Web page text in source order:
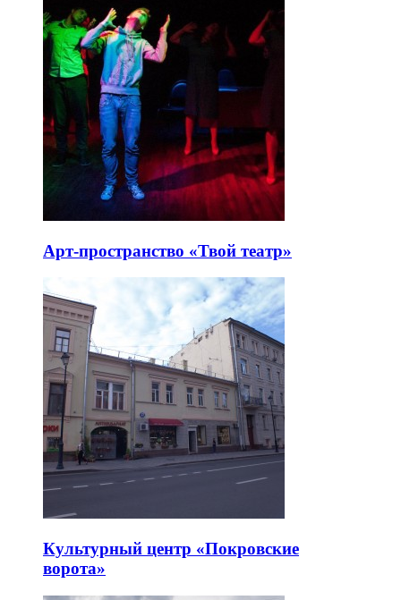
Арт-пространство «Твой театр»
Культурный центр «Покровские
ворота»